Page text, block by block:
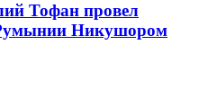
Тофан провел
Румынии Никушором